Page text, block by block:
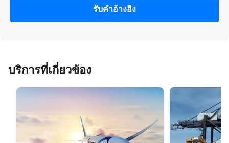
รับคําอ้างอิง
บริการที่เกี่ยวข้อง